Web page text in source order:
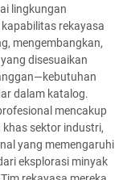
lingkungan
rekayasa
mengembangkan,
disesuaikan
dalam katalog.
mencakup
sektor industri,
yang memengaruhi
eksplorasi minyak